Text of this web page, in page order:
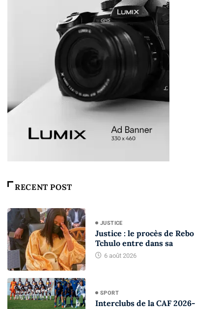
RECENT POST
JUSTICE
Justice : le procès de Rebo
Tchulo entre dans sa
6 août 2026
SPORT
Interclubs de la CAF 2026-